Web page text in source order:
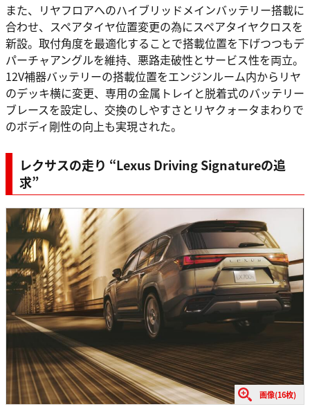
また、リヤフロアへのハイブリッドメインバッテリー搭載に
合わせ、スペアタイヤ位置変更の為にスペアタイヤクロスを
新設。取付角度を最適化することで搭載位置を下げつつもデ
パーチャアングルを維持、悪路走破性とサービス性を両立。
12V補器バッテリーの搭載位置をエンジンルーム内からリヤ
のデッキ横に変更、専用の金属トレイと脱着式のバッテリー
ブレースを設定し、交換のしやすさとリヤクォータまわりで
のボディ剛性の向上も実現された。
レクサスの走り “Lexus Driving Signatureの追
求”
画像(16枚)